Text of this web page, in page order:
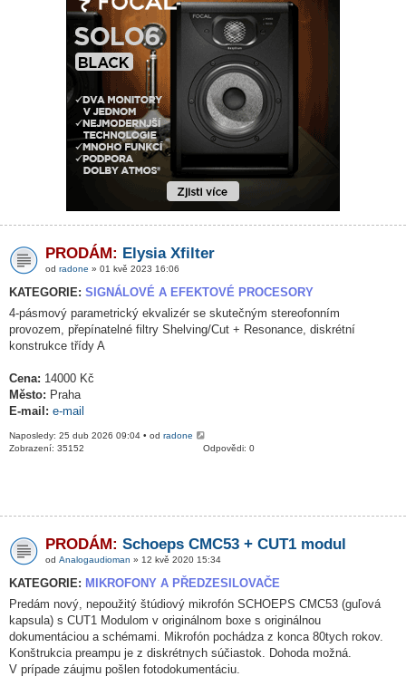
PRODÁM: Elysia Xfilter
od radone » 01 kvě 2023 16:06
KATEGORIE: SIGNÁLOVÉ A EFEKTOVÉ PROCESORY
4-pásmový parametrický ekvalizér se skutečným stereofonním
provozem, přepínatelné filtry Shelving/Cut + Resonance, diskrétní
konstrukce třídy A
Cena: 14000 Kč
Město: Praha
E-mail: e-mail
Naposledy: 25 dub 2026 09:04 • od radone
Odpovědi: 0
Zobrazení: 35152
PRODÁM: Schoeps CMC53 + CUT1 modul
od Analogaudioman » 12 kvě 2020 15:34
KATEGORIE: MIKROFONY A PŘEDZESILOVAČE
Predám nový, nepoužitý štúdiový mikrofón SCHOEPS CMC53 (guľová
kapsula) s CUT1 Modulom v originálnom boxe s originálnou
dokumentáciou a schémami. Mikrofón pochádza z konca 80tych rokov.
Konštrukcia preampu je z diskrétnych súčiastok. Dohoda možná.
V prípade záujmu pošlen fotodokumentáciu.